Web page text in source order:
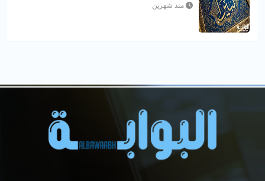
منذ شهرين